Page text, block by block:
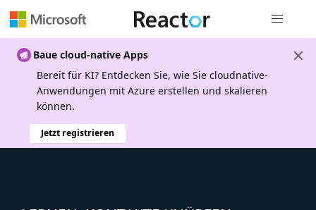
Baue cloud-native Apps
Bereit für KI? Entdecken Sie, wie Sie cloudnative-
Anwendungen mit Azure erstellen und skalieren
können.
Jetzt registrieren